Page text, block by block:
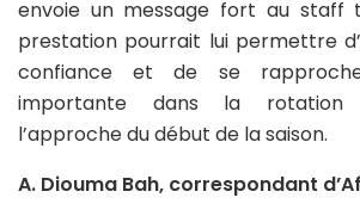
envoie un message fort au staff
prestation pourrait lui permettre
confiance et de se
importante dans la rotation
l’approche du début de la saison.
A. Diouma Bah, correspondant